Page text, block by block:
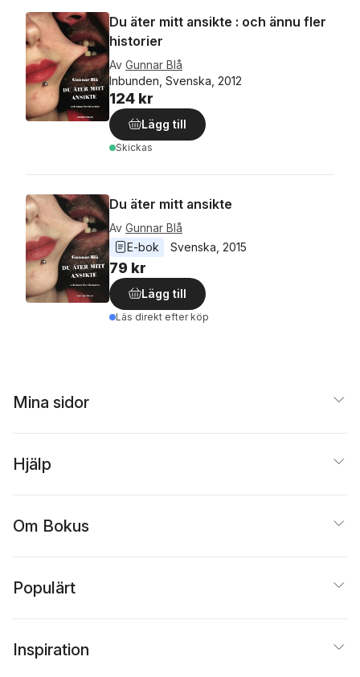
Du äter mitt ansikte : och ännu fler
historier
Av Gunnar Blå
Inbunden, Svenska, 2012
124 kr
Lägg till
Skickas
Du äter mitt ansikte
Av Gunnar Blå
E-bok
Svenska 2015
79 kr
Lägg till
Läs direkt efter köp
Mina sidor
Hjälp
Om Bokus
Populärt
Inspiration